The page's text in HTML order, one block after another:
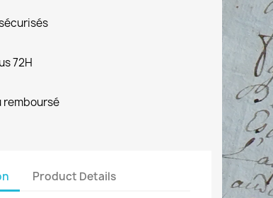
72H
remboursé
Product Details